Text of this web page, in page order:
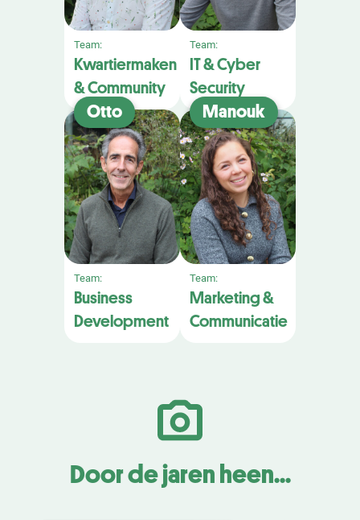
Team:
Kwartiermaken
& Community
Team:
IT & Cyber
Security
Otto
Team:
Business
Development
Manouk
Team:
Marketing &
Communicatie
Door de jaren heen...